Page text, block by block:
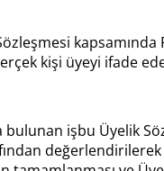
Sözleşmesi
kişi üyeyi ifade
bulunan işbu Üyelik